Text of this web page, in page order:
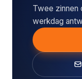
Twee zinnen
werkdag